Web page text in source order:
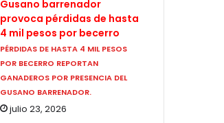
Gusano barrenador
provoca pérdidas de hasta
4 mil pesos por becerro
PÉRDIDAS DE HASTA 4 MIL PESOS
POR BECERRO REPORTAN
GANADEROS POR PRESENCIA DEL
GUSANO BARRENADOR.
julio 23, 2026